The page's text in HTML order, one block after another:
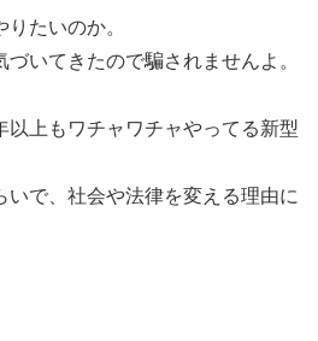
たいのか。
いてきたので騙されませんよ。
以上もワチャワチャやってる新型
いで、社会や法律を変える理由に